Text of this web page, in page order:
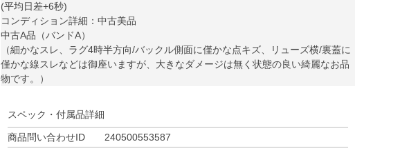
(平均日差+6秒)
コンディション詳細：中古美品
中古A品（バンドA）
（細かなスレ、ラグ4時半方向/バックル側面に僅かな点キズ、リューズ横/裏蓋に
僅かな線スレなどは御座いますが、大きなダメージは無く状態の良い綺麗なお品
物です。）
スペック・付属品詳細
商品問い合わせID
240500553587